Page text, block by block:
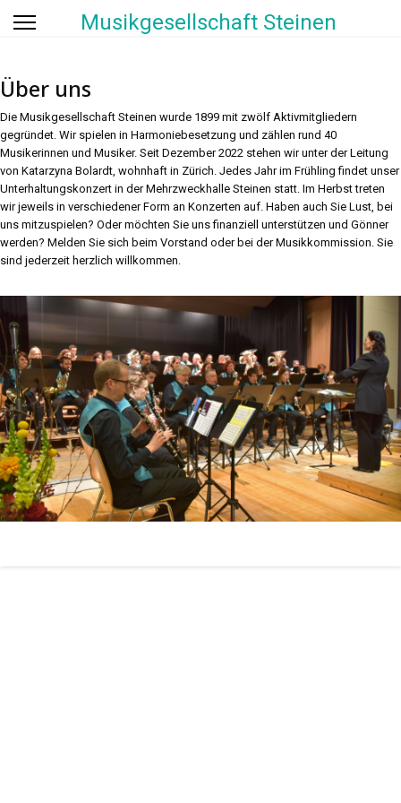
Musikgesellschaft Steinen
Über uns
Die Musikgesellschaft Steinen wurde 1899 mit zwölf Aktivmitgliedern
gegründet. Wir spielen in Harmoniebesetzung und zählen rund 40
Musikerinnen und Musiker. Seit Dezember 2022 stehen wir unter der Leitung
von Katarzyna Bolardt, wohnhaft in Zürich. Jedes Jahr im Frühling findet unser
Unterhaltungskonzert in der Mehrzweckhalle Steinen statt. Im Herbst treten
wir jeweils in verschiedener Form an Konzerten auf. Haben auch Sie Lust, bei
uns mitzuspielen? Oder möchten Sie uns finanziell unterstützen und Gönner
werden? Melden Sie sich beim Vorstand oder bei der Musikkommission. Sie
sind jederzeit herzlich willkommen.